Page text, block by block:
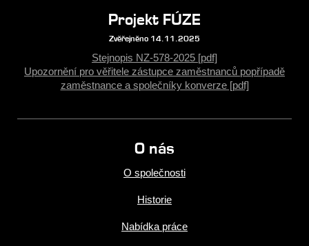
Projekt FÚZE
Zvěřejněno 14.11.2025
Stejnopis NZ-578-2025 [pdf]
Upozornění pro věřitele zástupce zaměstnanců popřípadě
zaměstnance a společníky konverze [pdf]
O nás
O společnosti
Historie
Nabídka práce